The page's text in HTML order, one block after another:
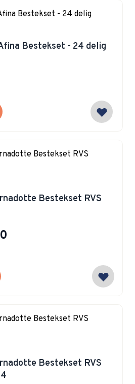
Bestekset - 24 delig
Bestekset RVS
Bestekset RVS